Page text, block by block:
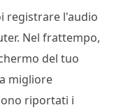
registrare l'audio
Nel frattempo,
del tuo
migliore
riportati i